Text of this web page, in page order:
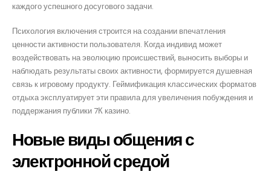
каждого успешного досугового задачи.
Психология включения строится на создании впечатления
ценности активности пользователя. Когда индивид может
воздействовать на эволюцию происшествий, выносить выборы и
наблюдать результаты своих активности, формируется душевная
связь к игровому продукту. Геймификация классических форматов
отдыха эксплуатирует эти правила для увеличения побуждения и
поддержания публики 7К казино.
Новые виды общения с
электронной средой